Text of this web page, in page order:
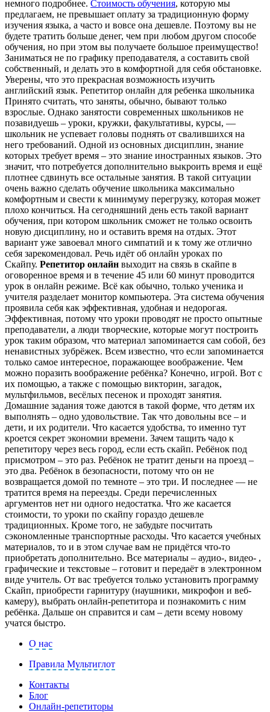
немного подробнее. Стоимость обучения, которую мы
предлагаем, не превышает оплату за традиционную форму
изучения языка, а часто и вовсе она дешевле. Поэтому вы не
будете тратить больше денег, чем при любом другом способе
обучения, но при этом вы получаете большое преимущество!
Заниматься не по графику преподавателя, а составить свой
собственный, и делать это в комфортной для себя обстановке.
Уверены, что это прекрасная возможность изучить
английский язык. Репетитор онлайн для ребенка школьника
Принято считать, что заняты, обычно, бывают только
взрослые. Однако занятости современных школьников не
позавидуешь – уроки, кружки, факультативы, курсы, —
школьник не успевает головы поднять от свалившихся на
него требований. Одной из основных дисциплин, знание
которых требует время – это знание иностранных языков. Это
значит, что потребуется дополнительно выкроить время и ещё
плотнее сдвинуть все остальные занятия. В такой ситуации
очень важно сделать обучение школьника максимально
комфортным и свести к минимуму перегрузку, которая может
плохо кончиться. На сегодняшний день есть такой вариант
обучения, при котором школьник сможет не только освоить
новую дисциплину, но и оставить время на отдых. Этот
вариант уже завоевал много симпатий и к тому же отлично
себя зарекомендовал. Речь идёт об онлайн уроках по
Скайпу. Репетитор онлайн выходит на связь в скайпе в
оговоренное время и в течение 45 или 60 минут проводится
урок в онлайн режиме. Всё как обычно, только ученика и
учителя разделает монитор компьютера. Эта система обучения
проявила себя как эффективная, удобная и недорогая.
Эффективная, потому что уроки проводят не просто опытные
преподаватели, а люди творческие, которые могут построить
урок таким образом, что материал запоминается сам собой, без
ненавистных зубрёжек. Всем известно, что если запоминается
только самое интересное, поражающее воображение. Чем
можно поразить воображение ребёнка? Конечно, игрой. Вот с
их помощью, а также с помощью викторин, загадок,
мультфильмов, весёлых песенок и проходят занятия.
Домашние задания тоже даются в такой форме, что детям их
выполнять – одно удовольствие. Так что довольны все – и
дети, и их родители. Что касается удобства, то именно тут
кроется секрет экономии времени. Зачем тащить чадо к
репетитору через весь город, если есть скайп. Ребёнок под
присмотром – это раз. Ребёнок не тратит деньги на проезд –
это два. Ребёнок в безопасности, потому что он не
возвращается домой по темноте – это три. И последнее — не
тратится время на переезды. Среди перечисленных
аргументов нет ни одного недостатка. Что же касается
стоимости, то уроки по скайпу гораздо дешевле
традиционных. Кроме того, не забудьте посчитать
сэкономленные транспортные расходы. Что касается учебных
материалов, то и в этом случае вам не придётся что-то
приобретать дополнительно. Все материалы – аудио-, видео- ,
графические и текстовые – готовит и передаёт в электронном
виде учитель. От вас требуется только установить программу
Скайп, приобрести гарнитуру (наушники, микрофон и веб-
камеру), выбрать онлайн-репетитора и познакомить с ним
ребёнка. Дальше он справится и сам – дети всему новому
учатся быстро.
О нас
Правила Мультиглот
Контакты
Блог
Онлайн-репетиторы